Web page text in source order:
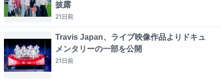
披露
21日前
Travis Japan、ライブ映像作品よりドキュ
メンタリーの一部を公開
21日前